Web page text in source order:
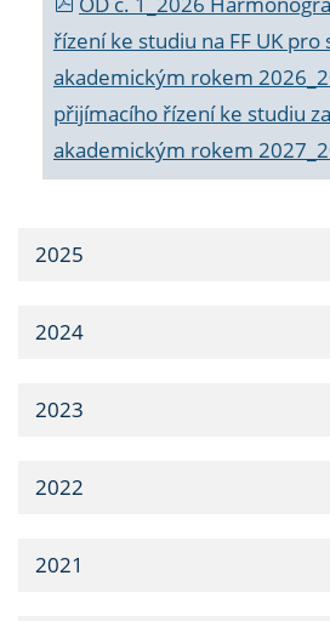
řízení ke studiu na FF UK
akademickým rokem
přijímacího řízení ke studiu
akademickým rokem
2025
2024
2023
2022
2021